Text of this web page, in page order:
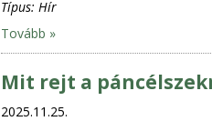
Típus: Hír
Tovább »
Mit rejt a
2025.11.25.